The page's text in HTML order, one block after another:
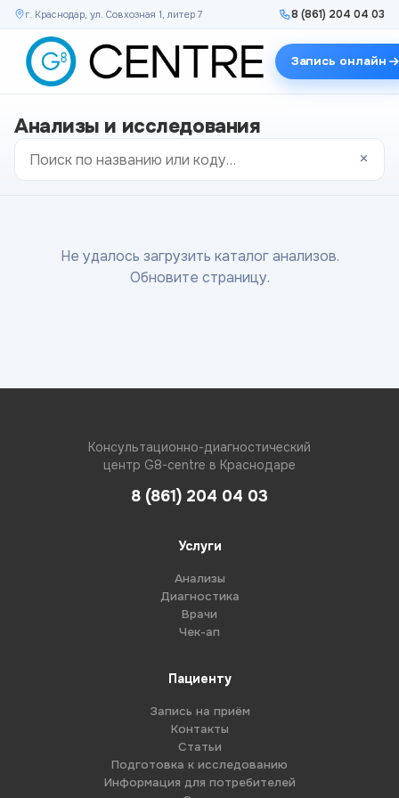
г. Краснодар, ул. Совхозная 1, литер 7 8 (861) 204 04 03
Запись онлайн
Анализы и исследования
×
Не удалось загрузить каталог анализов.
Обновите страницу.
Консультационно-диагностический
центр G8-centre в Краснодаре
8 (861) 204 04 03
Услуги
Анализы
Диагностика
Врачи
Чек-ап
Пациенту
Запись на приём
Контакты
Статьи
Подготовка к исследованию
Информация для потребителей